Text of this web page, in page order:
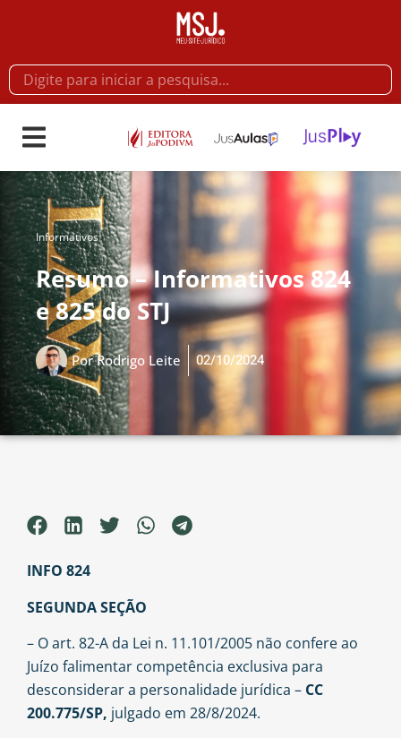
Informativos
Resumo – Informativos 824
e 825 do STJ
PorRodrigo Leite 02/10/2024
INFO 824
SEGUNDA SEÇÃO
– O art. 82-A da Lei n. 11.101/2005 não confere ao
Juízo falimentar competência exclusiva para
desconsiderar a personalidade jurídica – CC
200.775/SP, julgado em 28/8/2024.